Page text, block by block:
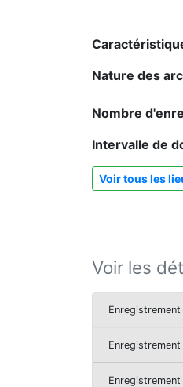
Nature des
Nombre
Intervalle de
Voir tous les
Voir les